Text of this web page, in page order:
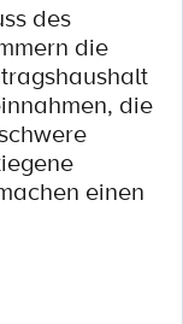
des
die
die
einen